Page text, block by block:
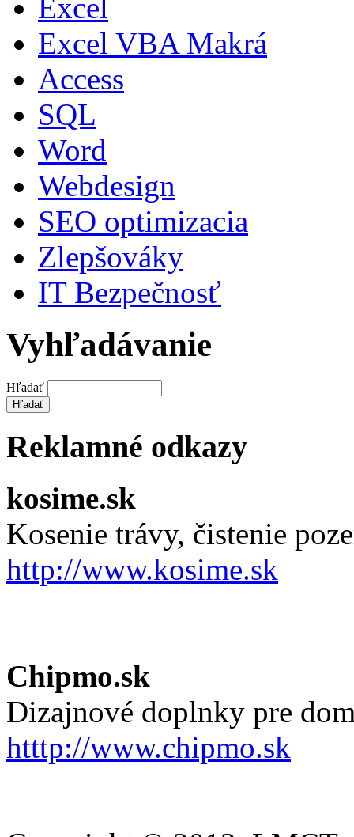
Excel
Excel VBA Makrá
Access
SQL
Word
Webdesign
SEO optimizacia
Zlepšováky
IT Bezpečnosť
Vyhľadávanie
Hľadať
Reklamné odkazy
kosime.sk
Kosenie trávy, čistenie
http://www.kosime.sk
Chipmo.sk
Dizajnové doplnky pre
htttp://www.chipmo.sk